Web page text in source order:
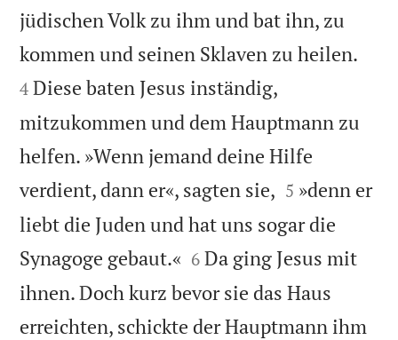
jüdischen Volk zu ihm und bat ihn, zu
kommen und seinen Sklaven zu heilen.
4 Diese baten Jesus inständig,
mitzukommen und dem Hauptmann zu
helfen. »Wenn jemand deine Hilfe
verdient, dann er«, sagten sie, 

5 »denn er
liebt die Juden und hat uns sogar die
Synagoge gebaut.« 

6 Da ging Jesus mit
ihnen. Doch kurz bevor sie das Haus
erreichten, schickte der Hauptmann ihm